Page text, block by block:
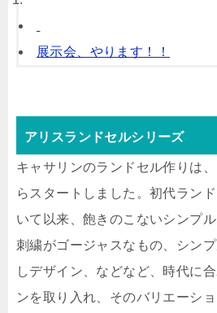
展示会、やります！！
アリスランドセルシリーズ
キャサリンのランドセル作りは
らスタートしました。初代ラン
いて以来、飽きのこないシンプ
刺繍がゴージャスなもの、シン
しデザイン、などなど、時代に
ンを取り入れ、そのバリエーシ